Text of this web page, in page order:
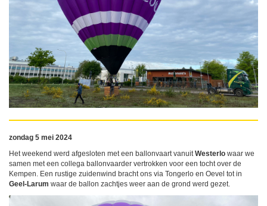
zondag 5 mei 2024
Het weekend werd afgesloten met een ballonvaart vanuitWesterlo waar we
samen met een collega ballonvaarder vertrokken voor een tocht over de
Kempen. Een rustige zuidenwind bracht ons via Tongerlo en Oevel tot in
Geel-Larum waar de ballon zachtjes weer aan de grond werd gezet.